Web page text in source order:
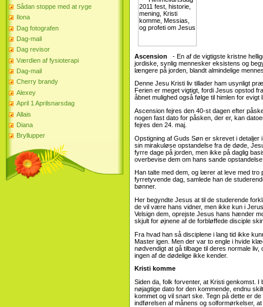
Sådan stoppe med at ryge
Ilona
Dag fotografen
Dag-mail
Dag revisor
Værdien af ​​fysioterapi
Dag-mail
Cherry brandy
Alexey
April 1 Aprilsnarsdag
Allais
Diana
Bryllupper
Ascension
- En af de vigtigste kristne
jordiske, synlig mennesker eksistens og
længere på jorden, blandt almindelige
Denne Jesu Kristi liv tillader ham usynligt
Ferien er meget vigtigt, fordi Jesus opstod
åbnet mulighed også følge til himlen for
Ascension fejres den 40-st dagen efter
nogen fast dato for påsken, der er, kan
fejres den 24. maj.
Opstigning af Guds Søn er skrevet i detaljer
sin mirakuløse opstandelse fra de døde,
fyrre dage på jorden, men ikke på daglig
overbevise dem om hans sande
Han talte med dem, og lærer at leve med
fyrretyvende dag, samlede han de
bønner.
Her begyndte Jesus at til de studerende
de vil være hans vidner, men ikke kun i
Velsign dem, oprejste Jesus hans hænder
skjult for øjnene af de forbløffede disciple
Fra hvad han så disciplene i lang tid ikke
Master igen. Men der var to engle i hvide
nødvendigt at gå tilbage til deres normale
ingen af ​​de dødelige ikke kender.
Kristi komme
Siden da, folk forventer, at Kristi genkomst.
nøjagtige dato for den kommende, endnu
kommet og vil snart ske. Tegn på dette er
indførelsen af ​​månens og solformørkelser,